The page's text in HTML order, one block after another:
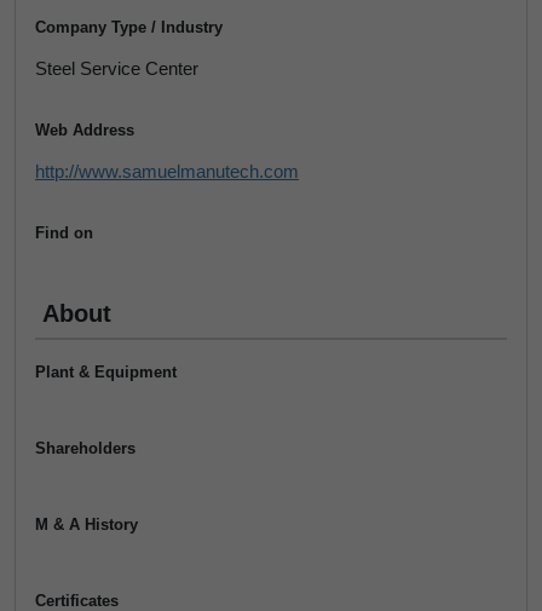
Company Type / Industry
Steel Service Center
Web Address
http://www.samuelmanutech.com
Find on
About
Plant & Equipment
Shareholders
M & A History
Certificates